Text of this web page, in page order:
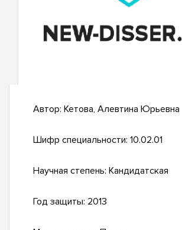
Автор: Кетова, Алевтина Юрьевна
Шифр специальности: 10.02.01
Научная степень: Кандидатская
Год защиты: 2013